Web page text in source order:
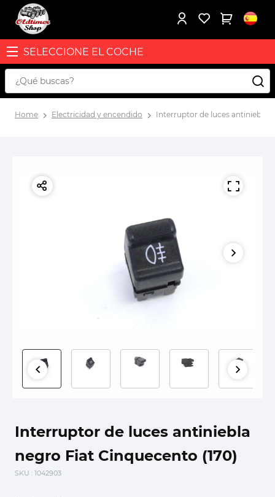
SELECCIONE EL COCHE
Home Electricidad y encendido Interruptor de luces antiniebla
Interruptor de luces antiniebla
negro Fiat Cinquecento (170)
SKU : 1042903